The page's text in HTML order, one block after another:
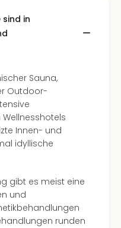
in
Sauna,
Outdoor-
Innen- und
idyllische
gibt es meist eine
und
runden